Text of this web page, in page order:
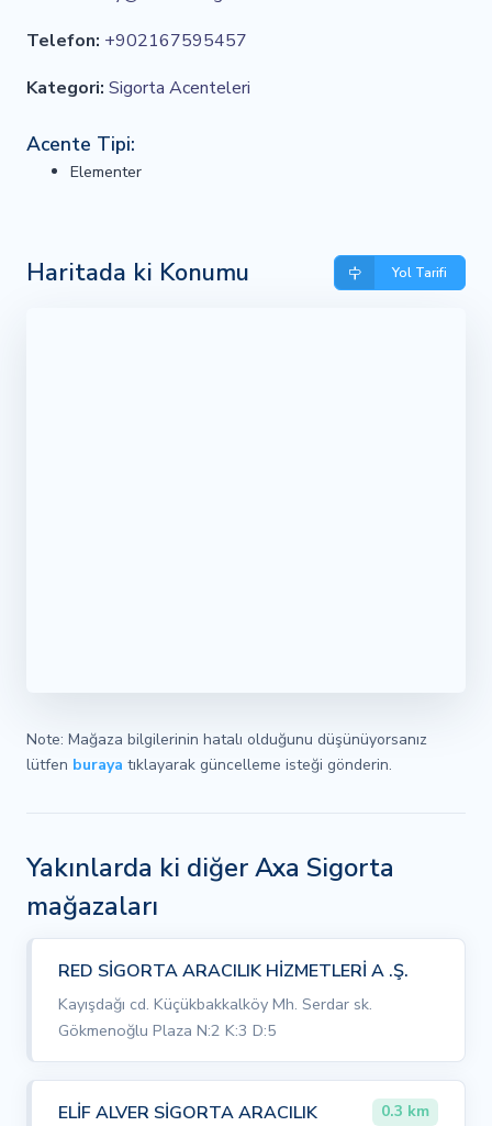
Telefon: +902167595457
Kategori: Sigorta Acenteleri
Acente Tipi:
Elementer
Haritada ki Konumu Yol Tarifi
Note: Mağaza bilgilerinin hatalı olduğunu düşünüyorsanız
lütfen buraya tıklayarak güncelleme isteği gönderin.
Yakınlarda ki diğer Axa Sigorta
mağazaları
RED SİGORTA ARACILIK HİZMETLERİ A .Ş.
Kayışdağı cd. Küçükbakkalköy Mh. Serdar sk.
Gökmenoğlu Plaza N:2 K:3 D:5
ELİF ALVER SİGORTA ARACILIK
0.3 km